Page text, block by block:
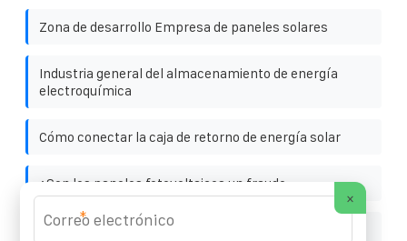
Zona de desarrollo Empresa de paneles solares
Industria general del almacenamiento de energía
electroquímica
Cómo conectar la caja de retorno de energía solar
¿Son los paneles fotovoltaicos un fraude
Casa autoconstruida en Maseru con paneles solares
×
*